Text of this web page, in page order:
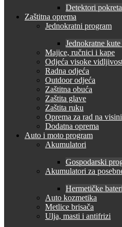
Detektori pokreta
Zaštitna oprema
Jednokratni program
Jednokratne
Majice, ručnici i kape
Odjeća visoke
Radna odjeća
Outdoor odjeća
Zaštitna obuća
Zaštita glave
Zaštita ruku
Oprema za rad na visini
Dodatna oprema
Auto i moto program
Akumulatori
Gospodarski
Akumulatori za
Hermetičke
Auto kozmetika
Metlice brisača
Ulja, masti i antifrizi